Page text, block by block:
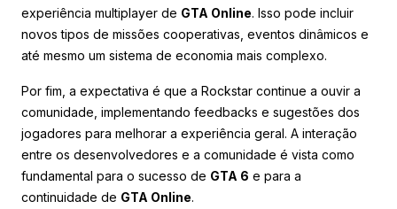
experiência multiplayer de GTA Online. Isso pode incluir
novos tipos de missões cooperativas, eventos dinâmicos e
até mesmo um sistema de economia mais complexo.
Por fim, a expectativa é que a Rockstar continue a ouvir a
comunidade, implementando feedbacks e sugestões dos
jogadores para melhorar a experiência geral. A interação
entre os desenvolvedores e a comunidade é vista como
fundamental para o sucesso de GTA 6 e para a
continuidade de GTA Online.